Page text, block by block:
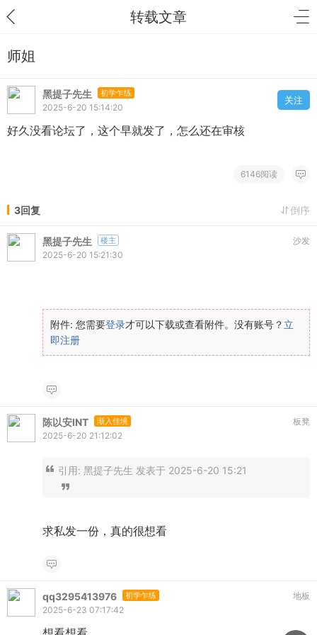
转载文章
师姐
黑提子先生 初学乍练
2025-6-20 15:14:20
关注
好久没看论坛了，这个早就发了，怎么还在审核
6146阅读
3回复 倒序
黑提子先生 楼主
沙发
2025-6-20 15:21:30
附件: 您需要登录才可以下载或查看附件。没有账号？ 立
即注册
陈以安INT 渐入佳境
板凳
2025-6-20 21:12:02
引用: 黑提子先生 发表于 2025-6-20 15:21
求私发一份，真的很想看
qq3295413976 初学乍练
地板
2025-6-23 07:17:42